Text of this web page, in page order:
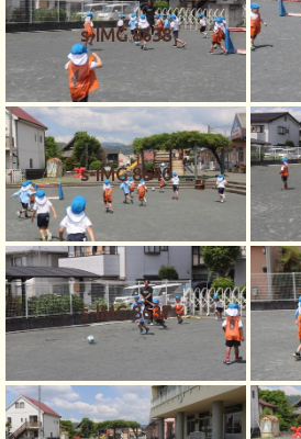
s-IMG 8638
s-IMG 8640
s-IMG 8637